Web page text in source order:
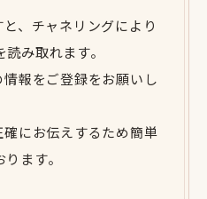
、チャネリングにより
み取れます。
報をご登録をお願いし
にお伝えするため簡単
ます。